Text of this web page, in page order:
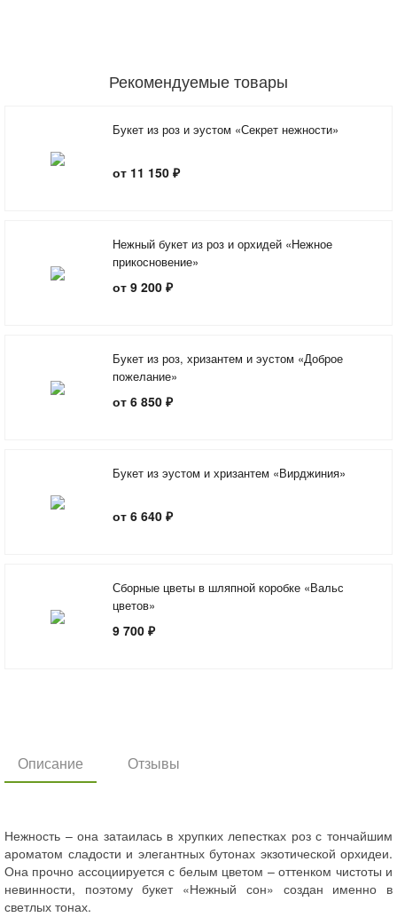
Рекомендуемые товары
Букет из роз и эустом «Секрет нежности»
от 11 150 ₽
Нежный букет из роз и орхидей «Нежное
прикосновение»
от 9 200 ₽
Букет из роз, хризантем и эустом «Доброе
пожелание»
от 6 850 ₽
Букет из эустом и хризантем «Вирджиния»
от 6 640 ₽
Сборные цветы в шляпной коробке «Вальс
цветов»
9 700 ₽
Описание Отзывы
Нежность – она затаилась в хрупких лепестках роз с тончайшим
ароматом сладости и элегантных бутонах экзотической орхидеи.
Она прочно ассоциируется с белым цветом – оттенком чистоты и
невинности, поэтому букет «Нежный сон» создан именно в
светлых тонах.